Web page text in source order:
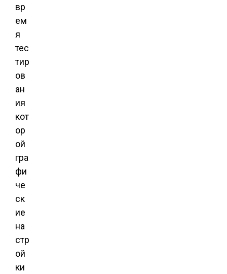
вр
ем
я
тес
тир
ов
ан
ия
кот
ор
ой
гра
фи
че
ск
ие
на
стр
ой
ки